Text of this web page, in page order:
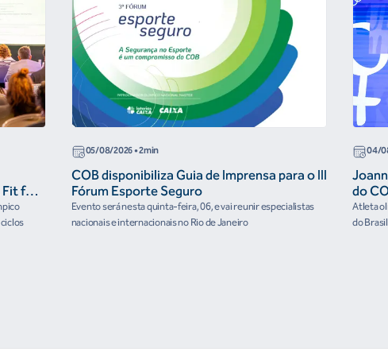
Fit for
05/08/2026• 2min
COB disponibiliza Guia de Imprensa para o III
Fórum Esporte Seguro
Evento será nesta quinta-feira, 06, e vai reunir especialistas
nacionais e internacionais no Rio de Janeiro
04/
do
Atleta
do